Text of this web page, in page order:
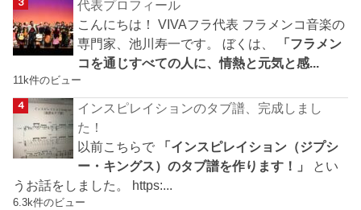
代表プロフィール
こんにちは！ VIVAフラ代表 フラメンコ音楽の
専門家、池川寿一です。 ぼくは、
「フラメン
コを通じすべての人に、情熱と元気と感...
11k件のビュー
インスピレイションのタブ譜、完成しまし
た！
以前こちらで
「インスピレイション（ジプシ
ー・キングス）のタブ譜を作ります！」
とい
うお話をしました。 https:...
6.3k件のビュー